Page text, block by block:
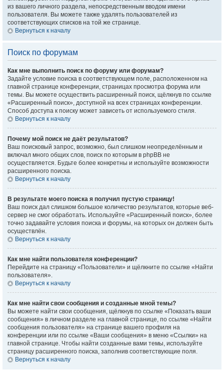
из вашего личного раздела, непосредственным вводом имени
пользователя. Вы можете также удалять пользователей из
соответствующих списков на той же странице.
Вернуться к началу
Поиск по форумам
Как мне выполнить поиск по форуму или форумам?
Задайте условие поиска в соответствующем поле, расположенном на
главной странице конференции, страницах просмотра форума или
темы. Вы можете осуществить расширенный поиск, щёлкнув по ссылке
«Расширенный поиск», доступной на всех страницах конференции.
Способ доступа к поиску может зависеть от используемого стиля.
Вернуться к началу
Почему мой поиск не даёт результатов?
Ваш поисковый запрос, возможно, был слишком неопределённым и
включал много общих слов, поиск по которым в phpBB не
осуществляется. Будьте более конкретны и используйте возможности
расширенного поиска.
Вернуться к началу
В результате моего поиска я получил пустую страницу!
Ваш поиск дал слишком большое количество результатов, которые веб-
сервер не смог обработать. Используйте «Расширенный поиск», более
точно задавайте условия поиска и форумы, на которых он должен быть
осуществлён.
Вернуться к началу
Как мне найти пользователя конференции?
Перейдите на страницу «Пользователи» и щёлкните по ссылке «Найти
пользователя».
Вернуться к началу
Как мне найти свои сообщения и созданные мной темы?
Вы можете найти свои сообщения, щёлкнув по ссылке «Показать ваши
сообщения» в личном разделе на главной странице, по ссылке «Найти
сообщения пользователя» на странице вашего профиля на
конференции или по ссылке «Ваши сообщения» в меню «Ссылки» на
главной странице. Чтобы найти созданные вами темы, используйте
страницу расширенного поиска, заполнив соответствующие поля.
Вернуться к началу